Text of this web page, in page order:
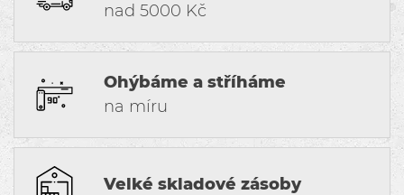
nad 5000 Kč
Ohýbáme a stříháme
na míru
Velké skladové zásoby